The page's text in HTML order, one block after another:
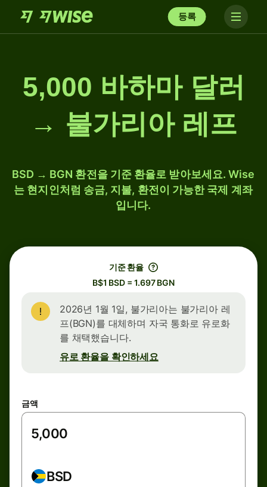
등록
5,000 바하마 달러
→ 불가리아 레프
BSD → BGN 환전을 기준 환율로 받아보세요. Wise
는 현지인처럼 송금, 지불, 환전이 가능한 국제 계좌
입니다.
기준 환율
B$1 BSD = 1.697 BGN
2026년 1월 1일, 불가리아는 불가리아 레
프(BGN)를 대체하며 자국 통화로 유로화
를 채택했습니다.
유로 환율을 확인하세요
금액
BSD